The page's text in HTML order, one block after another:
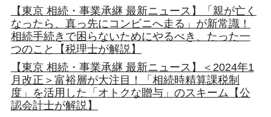
【東京 相続・事業承継 最新ニュース】「親が亡く
なったら、真っ先にコンビニへ走る」が新常識！
相続手続きで困らないためにやるべき、たった一
つのこと【税理士が解説】
【東京 相続・事業承継 最新ニュース】＜2024年1
月改正＞富裕層が大注目！「相続時精算課税制
度」を活用した「オトクな贈与」のスキーム【公
認会計士が解説】